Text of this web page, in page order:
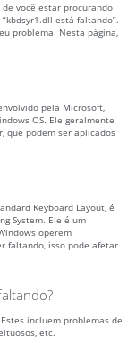
você estar procurando
está faltando”.
problema. Nesta página,
pela Microsoft,
OS. Ele geralmente
que podem ser aplicados
Keyboard Layout, é
System. Ele é um
operem
faltando, isso pode afetar
incluem problemas de
etc.